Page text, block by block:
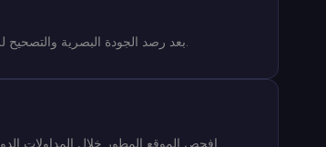
أدرج فحوصات سهولة الوصول والانتفاع كجزء أصيل من دورتك مع QA. بعد رصد الجودة البصرية والتصحيح للوظائف، راجع المفتش لتتأكد بأن التعديلات الطارئة لم تضف ويلات لا حصر لها للمقروئية.
افحص الموقع المطور خلال المداولات